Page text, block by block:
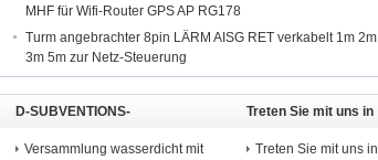
MHF für Wifi-Router GPS AP RG178
Turm angebrachter 8pin LÄRM AISG RET verkabelt 1m 2m
3m 5m zur Netz-Steuerung
D-SUBVENTIONS-
Verbindungsstück
Versammlung wasserdicht mit
Treten Sie mit uns in
Verbindung
Treten Sie mit uns in